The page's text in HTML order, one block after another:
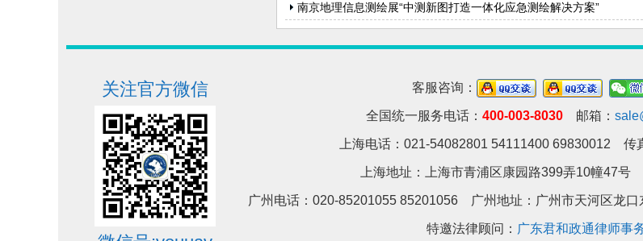
南京地理信息测绘展“中测新图打造一体化应急测绘解决方案”
客服咨询：
全国统一服务电话： 400-003-8030邮箱：
上海电话：021-54082801 54111400 69830012 传
上海地址：上海市青浦区康园路399弄10幢47
广州电话：020-85201055 85201056 广州地址： 广州市天河区龙
特邀法律顾问： 广东君和政通律师事
关注官方微信